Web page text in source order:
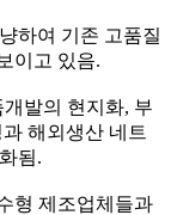
하여 기존 고품질
이고 있음.
발의 현지화, 부
해외생산 네트
됨.
형 제조업체들과